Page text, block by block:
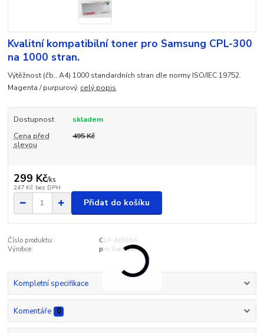
Kvalitní kompatibilní toner pro Samsung CPL-300
na 1000 stran.
Výtěžnost (čb., A4) 1000 standardních stran dle normy ISO/IEC 19752.
Magenta / purpurový. celý popis
Dostupnost
skladem
Cena před
slevou
495 Kč
299 Kč/ks
247 Kč bez DPH
Přidat do košíku
Číslo produktu:
CLP-M300A
Výrobce:
pro Samsung
Kompletní specifikace
Komentáře 0